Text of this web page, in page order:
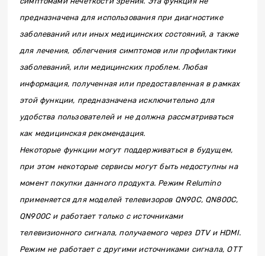
предназначена для использования при диагностике
заболеваний или иных медицинских состояний, а также
для лечения, облегчения симптомов или профилактики
заболеваний, или медицинских проблем. Любая
информация, полученная или предоставленная в рамках
этой функции, предназначена исключительно для
удобства пользователей и не должна рассматриваться
как медицинская рекомендация.
Некоторые функции могут поддерживаться в будущем,
при этом некоторые сервисы могут быть недоступны на
момент покупки данного продукта. Режим Relumino
применяется для моделей телевизоров QN90C, QN800C,
QN900C и работает только с источниками
телевизионного сигнала, получаемого через DTV и HDMI.
Режим не работает с другими источниками сигнала, ОТТ